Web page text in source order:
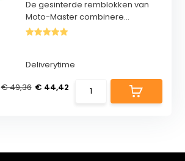
De gesinterde remblokken van
Moto-Master combinere...
Deliverytime
€ 49,36 € 44,42